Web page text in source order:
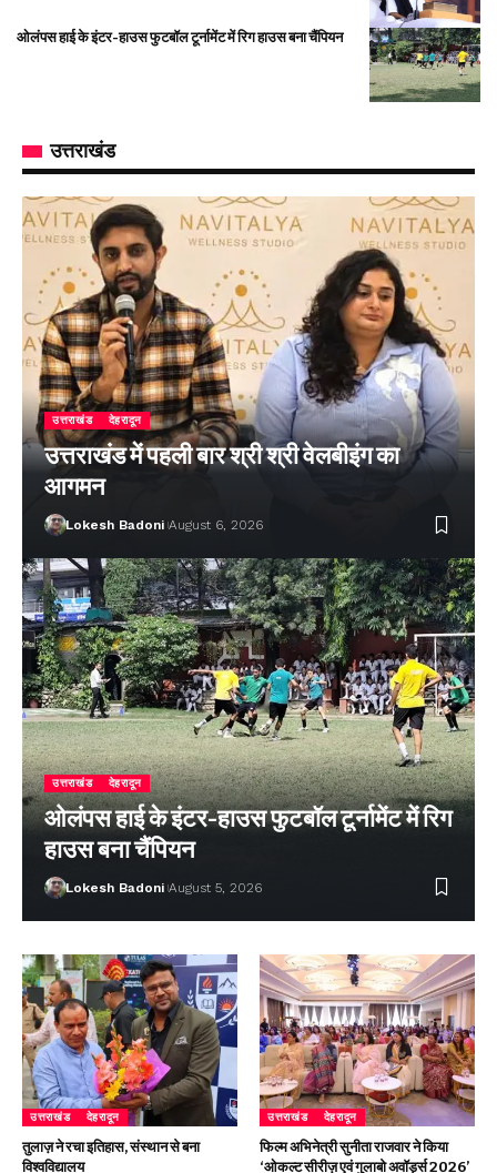
ओलंपस हाई के इंटर-हाउस फुटबॉल टूर्नामेंट में रिग हाउस बना चैंपियन
उत्तराखंड
उत्तराखंड देहरादून
उत्तराखंड में पहली बार श्री श्री वेलबीइंग का
आगमन
Lokesh Badoni August 6, 2026
उत्तराखंड देहरादून
ओलंपस हाई के इंटर-हाउस फुटबॉल टूर्नामेंट में रिग
हाउस बना चैंपियन
Lokesh Badoni August 5, 2026
उत्तराखंड देहरादून
तुलाज़ ने रचा इतिहास, संस्थान से बना
विश्वविद्यालय
उत्तराखंड देहरादून
फिल्म अभिनेत्री सुनीता राजवार ने किया
‘ओकल्ट सीरीज़ एवं गुलाबो अवॉर्ड्स 2026’